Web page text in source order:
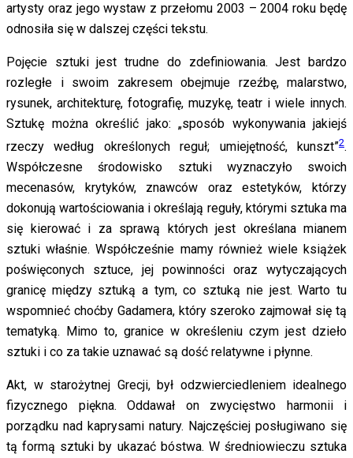
artysty oraz jego wystaw z przełomu 2003 – 2004 roku będę
odnosiła się w dalszej części tekstu.
Pojęcie sztuki jest trudne do zdefiniowania. Jest bardzo
rozległe i swoim zakresem obejmuje rzeźbę, malarstwo,
rysunek, architekturę, fotografię, muzykę, teatr i wiele innych.
Sztukę można określić jako: „sposób wykonywania jakiejś
rzeczy według określonych reguł; umiejętność, kunszt”2.
Współczesne środowisko sztuki wyznaczyło swoich
mecenasów, krytyków, znawców oraz estetyków, którzy
dokonują wartościowania i określają reguły, którymi sztuka ma
się kierować i za sprawą których jest określana mianem
sztuki właśnie. Współcześnie mamy również wiele książek
poświęconych sztuce, jej powinności oraz wytyczających
granicę między sztuką a tym, co sztuką nie jest. Warto tu
wspomnieć choćby Gadamera, który szeroko zajmował się tą
tematyką. Mimo to, granice w określeniu czym jest dzieło
sztuki i co za takie uznawać są dość relatywne i płynne.
Akt, w starożytnej Grecji, był odzwierciedleniem idealnego
fizycznego piękna. Oddawał on zwycięstwo harmonii i
porządku nad kaprysami natury. Najczęściej posługiwano się
tą formą sztuki by ukazać bóstwa. W średniowieczu sztuka